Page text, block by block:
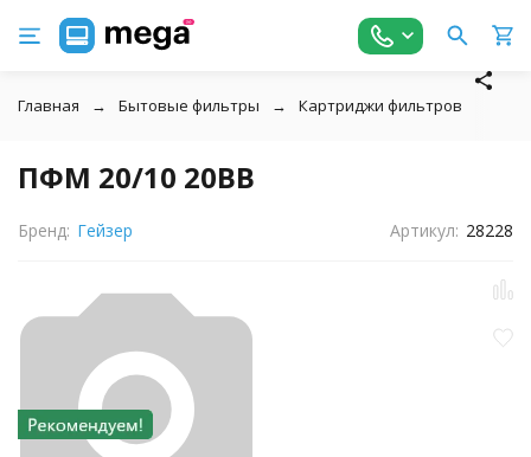
Главная Бытовые фильтры Картриджи фильтров
ПФМ 20/10 20BB
Бренд: Гейзер Артикул: 28228